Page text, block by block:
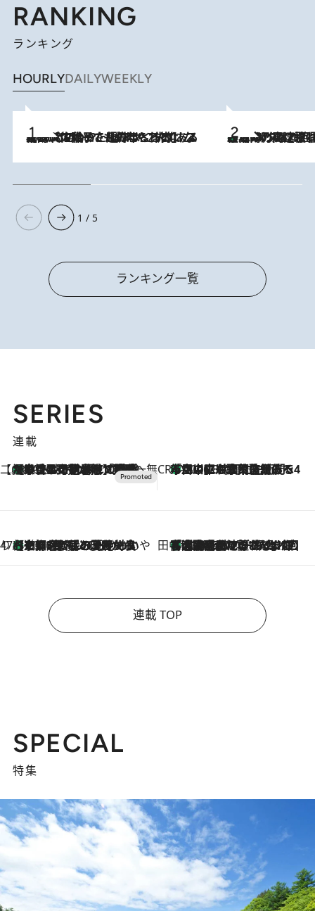
RANKING
ランキング
HOURLYDAILYWEEKLY
2026.8.5
【阿川佐和子さんの年とる力】なぜ70代で始めた趣味は“こんなに楽しい”のか？ ピアノ、俳句…スランプに陥っても続けられる“ある秘訣”とは 2026.8.7
「湘南乃風に憧れて」観客大盛上がりの“タオル回し”に、ラッパー顔負けの高速歌唱まで…さだまさし（74）のアグレッシブすぎる現在地
1 / 5
ランキング一覧
SERIES
連載
【CREA×星野リゾート】唯一無二。癒しと発見が待つ場所へ
2026.8.7
【トンボの足水浴】ヒノキの香りに包まれて涼感マックス！約13℃の湧水かけ流しを避暑地「星野温泉 トンボの湯」で体験 CREA'S CHOICE
2026.8.7
「立川にも歌舞伎があるんだよ」 片岡仁左衛門・市川中車ら豪華座組みで4年目の立川立飛歌舞伎へ
47都道府県の手みやげ ひんやりスイーツで夏を満喫
2026.8.7
【京都府】この夏絶対食べたい 冷やしておいしいおやつ3選 ひと口目から心を掴む新緑のテリーヌ 田中稲の勝手に再ブーム
2026.8.7
「湘南乃風に憧れて」観客大盛上がりの“タオル回し”に、ラッパー顔負けの高速歌唱まで…さだまさし（74）のアグレッシブすぎる現在地
連載 TOP
SPECIAL
特集